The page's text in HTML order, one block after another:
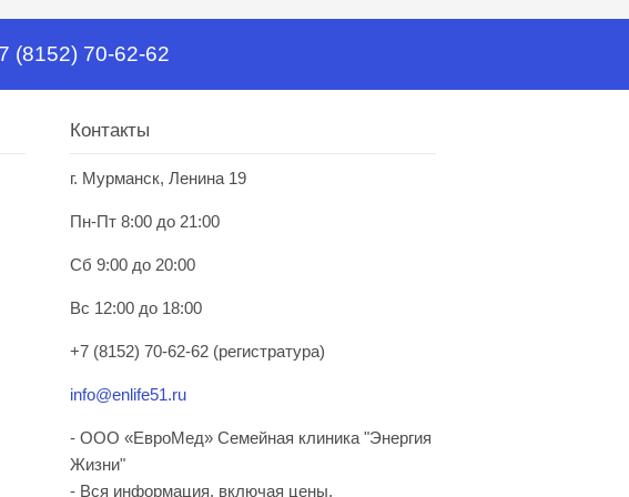
(8152) 70-62-62
Контакты
г. Мурманск, Ленина 19
Пн-Пт 8:00 до 21:00
Сб 9:00 до 20:00
Вс 12:00 до 18:00
+7 (8152) 70-62-62 (регистратура)
info@enlife51.ru
- ООО «ЕвроМед» Семейная клиника "Энергия
Жизни"
- Вся информация, включая цены,